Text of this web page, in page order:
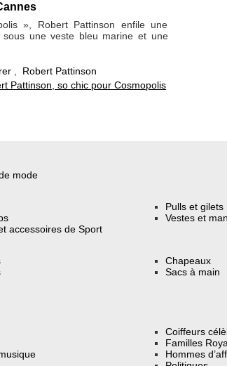
», Robert Pattinson enfile une
une veste bleu marine et une
, Robert Pattinson
Pattinson, so chic pour Cosmopolis
mode
accessoires de Sport
Pulls et gilets
Vestes et
Chapeaux
Sacs à main
Coiffeurs
Familles
Hommes